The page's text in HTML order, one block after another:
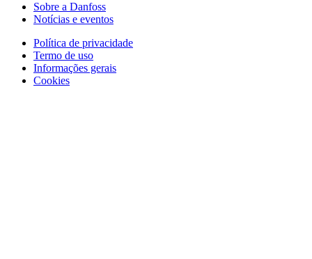
Sobre a Danfoss
Notícias e eventos
Política de privacidade
Termo de uso
Informações gerais
Cookies